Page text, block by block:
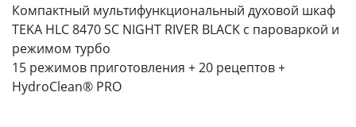
Компактный мультифункциональный духовой шкаф
TEKA HLC 8470 SC NIGHT RIVER BLACK с пароваркой и
режимом турбо
15 режимов приготовления + 20 рецептов +
HydroClean® PRO